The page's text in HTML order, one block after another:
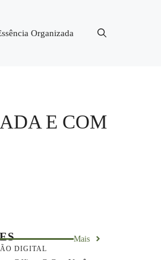
Organizada
E COM
Mais
DIGITAL